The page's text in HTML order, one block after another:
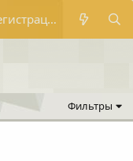
Регистрация
Фильтры